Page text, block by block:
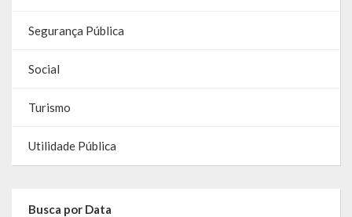
Demonstrativos Contábeis
Legislativo
Segurança Pública
Social
Turismo
Utilidade Pública
Busca por Data